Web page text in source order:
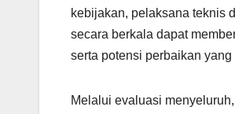
kebijakan, pelaksana teknis
secara berkala dapat
serta potensi perbaikan
Melalui evaluasi